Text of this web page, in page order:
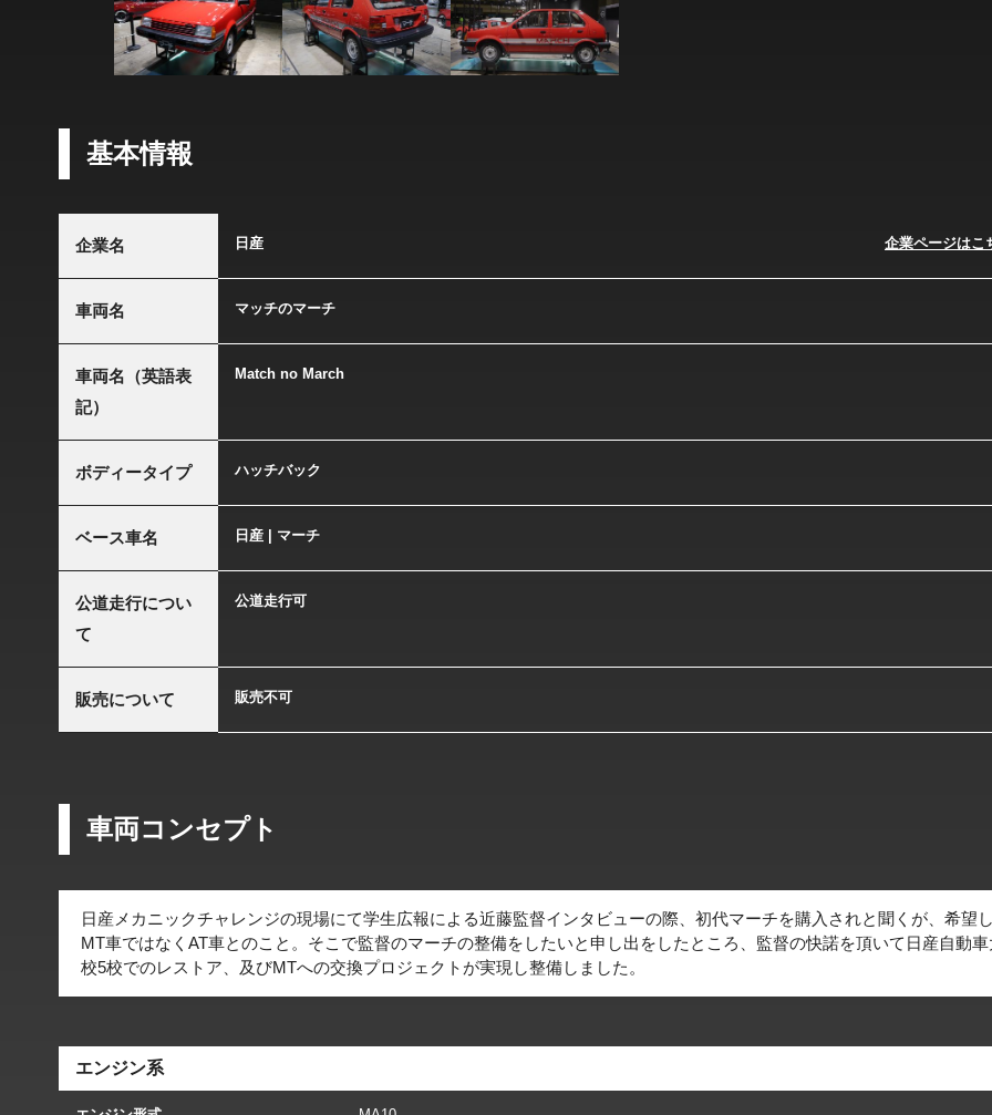
基本情報
企業名 日産 企業ページはこ
車両名 マッチのマーチ
車両名（英語表
記）
Match no March
ボディータイプ ハッチバック
ベース車名 日産 | マーチ
公道走行につい
て
公道走行可
販売について 販売不可
車両コンセプト
日産メカニックチャレンジの現場にて学生広報による近藤監督インタビューの際、初代マーチを購入されと聞くが、希望
MT車ではなくAT車とのこと。そこで監督のマーチの整備をしたいと申し出をしたところ、監督の快諾を頂いて日産自動
校5校でのレストア、及びMTへの交換プロジェクトが実現し整備しました。
エンジン系